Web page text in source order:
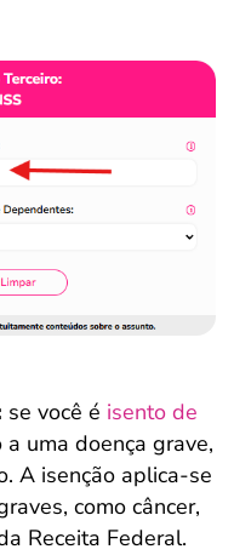
se você é isento de
uma doença grave,
A isenção aplica-se
como câncer,
Receita Federal.